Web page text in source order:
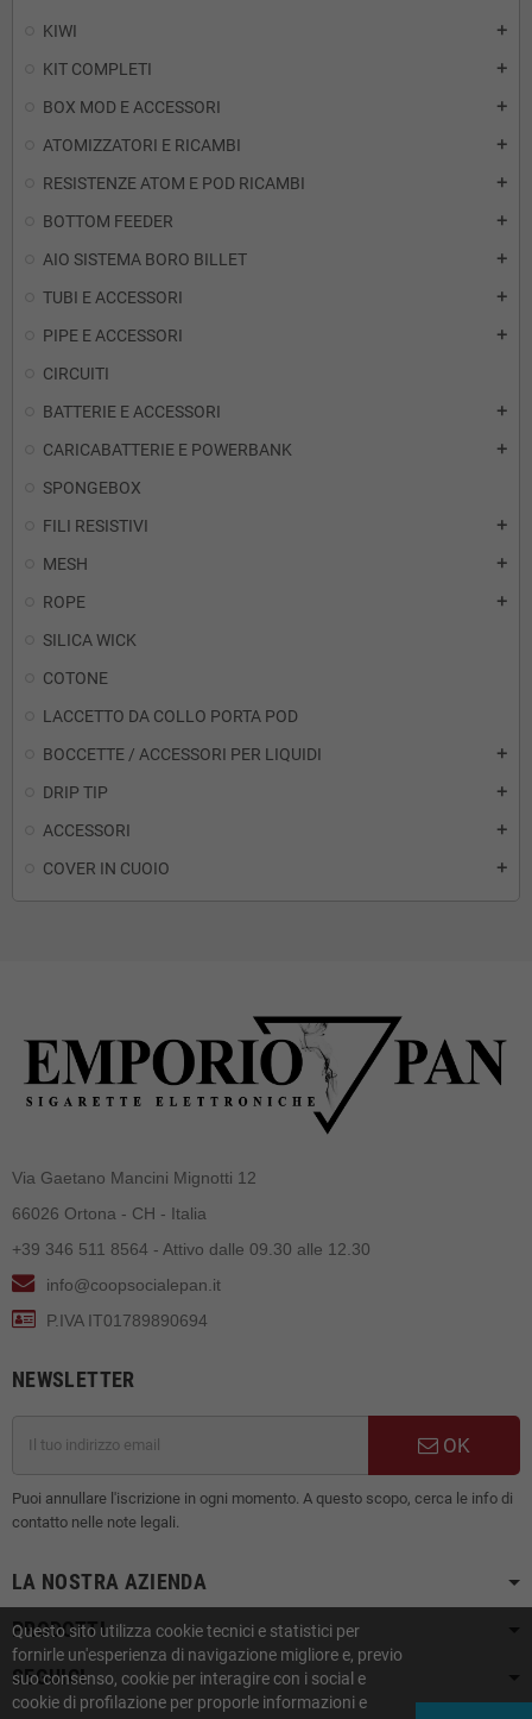
KIWI add
KIT COMPLETI add
BOX MOD E ACCESSORI add
ATOMIZZATORI E RICAMBI add
RESISTENZE ATOM E POD RICAMBI add
BOTTOM FEEDER add
AIO SISTEMA BORO BILLET add
TUBI E ACCESSORI add
PIPE E ACCESSORI add
CIRCUITI
BATTERIE E ACCESSORI
add
CARICABATTERIE E POWERBANK add
SPONGEBOX
FILI RESISTIVI
add
MESH add
ROPE add
SILICA WICK
COTONE
LACCETTO DA COLLO PORTA POD
BOCCETTE / ACCESSORI PER LIQUIDI
add
DRIP TIP add
ACCESSORI add
COVER IN CUOIO add
Via Gaetano Mancini Mignotti 12
66026 Ortona - CH - Italia
+39 346 511 8564 - Attivo dalle 09.30 alle 12.30
info@coopsocialepan.it
P.IVA IT01789890694
NEWSLETTER
OK
Puoi annullare l'iscrizione in ogni momento. A questo scopo, cerca le info di
contatto nelle note legali.
LA NOSTRA AZIENDA
PRODOTTI
SEGUICI
Questo sito utilizza cookie tecnici e statistici per
fornirle un'esperienza di navigazione migliore e, previo
suo consenso, cookie per interagire con i social e
cookie di profilazione per proporle informazioni e